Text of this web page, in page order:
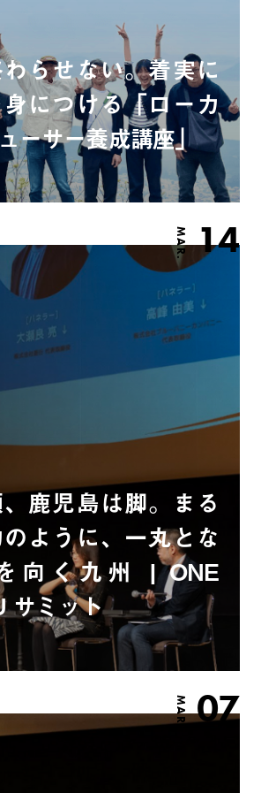
らせない。着実に
につける「ローカ
ーサー養成講座」
MAR. 14
鹿児島は脚。まる
ように、一丸とな
向く九州 | ONE
サミット
MAR. 07